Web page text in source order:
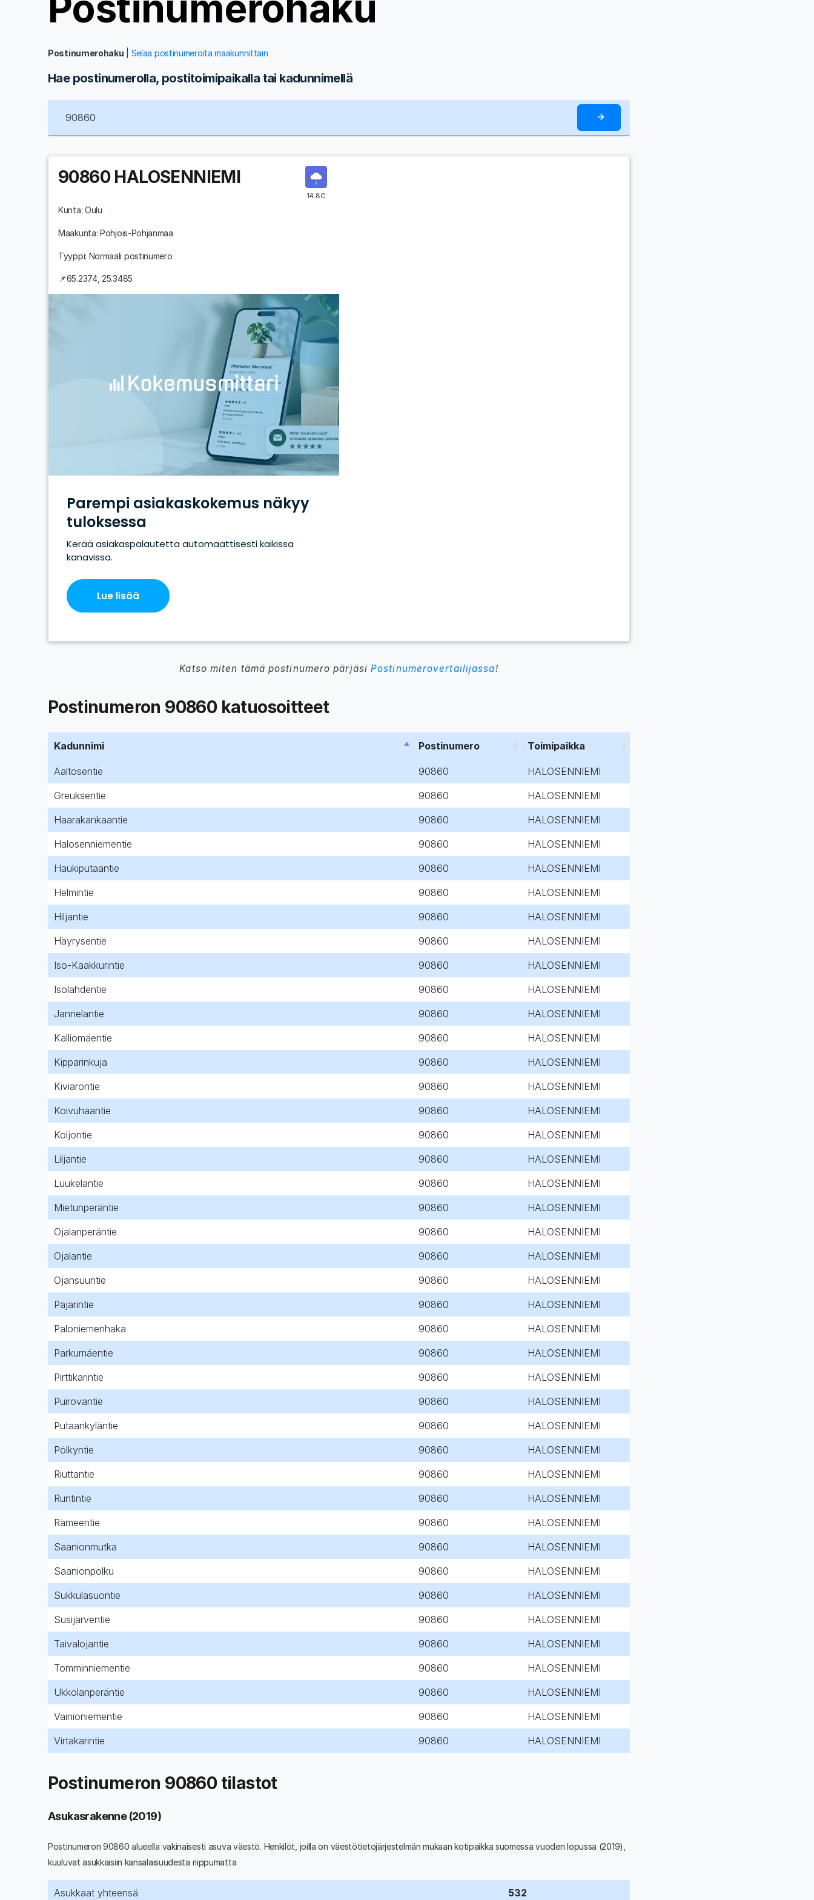
Postinumerohaku Selaa postinumeroita maakunnittain
Hae postinumerolla, postitoimipaikalla tai kadunnimellä
14.8C
90860 HALOSENNIEMI
Kunta: Oulu
Maakunta: Pohjois-Pohjanmaa
Tyyppi: Normaali postinumero
📌65.2374,25.3485
Katso miten tämä postinumero pärjäsiPostinumerovertailijassa!
Postinumeron 90860 katuosoitteet
Kadunnimi Postinumero Toimipaikka
Aaltosentie 90860
HALOSENNIEMI
Greuksentie
90860
HALOSENNIEMI
Haarakankaantie
90860
HALOSENNIEMI
Halosenniementie
90860
HALOSENNIEMI
Haukiputaantie
90860
HALOSENNIEMI
Helmintie
90860
HALOSENNIEMI
Hiljantie
90860
HALOSENNIEMI
Häyrysentie
90860
HALOSENNIEMI
Iso-Kaakkurintie
90860
HALOSENNIEMI
Isolahdentie
90860
HALOSENNIEMI
Jannelantie
90860
HALOSENNIEMI
Kalliomäentie
90860
HALOSENNIEMI
Kipparinkuja
90860
HALOSENNIEMI
Kiviarontie
90860
HALOSENNIEMI
Koivuhaantie
90860
HALOSENNIEMI
Koljontie
90860
HALOSENNIEMI
Liljantie
90860
HALOSENNIEMI
Luukelantie
90860
HALOSENNIEMI
Mietunperäntie
90860
HALOSENNIEMI
Ojalanperäntie
90860
HALOSENNIEMI
Ojalantie
90860
HALOSENNIEMI
Ojansuuntie
90860
HALOSENNIEMI
Pajarintie
90860
HALOSENNIEMI
Paloniemenhaka
90860
HALOSENNIEMI
Parkumäentie
90860
HALOSENNIEMI
Pirttikarintie
90860
HALOSENNIEMI
Puirovantie
90860
HALOSENNIEMI
Putaankyläntie
90860
HALOSENNIEMI
Pölkyntie
90860
HALOSENNIEMI
Riuttantie
90860
HALOSENNIEMI
Runtintie
90860
HALOSENNIEMI
Rämeentie
90860
HALOSENNIEMI
Saanionmutka
90860
HALOSENNIEMI
Saanionpolku
90860
HALOSENNIEMI
Sukkulasuontie
90860
HALOSENNIEMI
Susijärventie
90860
HALOSENNIEMI
Taivalojantie
90860
HALOSENNIEMI
Tomminniementie
90860
HALOSENNIEMI
Ukkolanperäntie
90860
HALOSENNIEMI
Vainioniementie
90860
HALOSENNIEMI
Virtakarintie
90860 HALOSENNIEMI
Postinumeron 90860 tilastot
Asukasrakenne (2019)
Postinumeron 90860 alueella vakinaisesti asuva väestö. Henkilöt, joilla on väestötietojärjestelmän mukaan kotipaikka suomessa vuoden lopussa (2019),
kuuluvat asukkaisiin kansalaisuudesta riippumatta
Asukkaat yhteensä 532